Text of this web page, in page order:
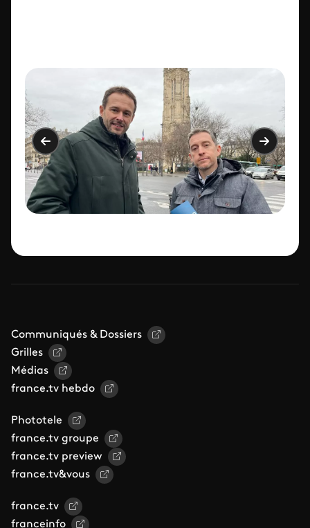
Communiqués & Dossiers
Grilles
Médias
france.tv hebdo
Phototele
france.tv groupe
france.tv preview
france.tv&vous
france.tv
franceinfo